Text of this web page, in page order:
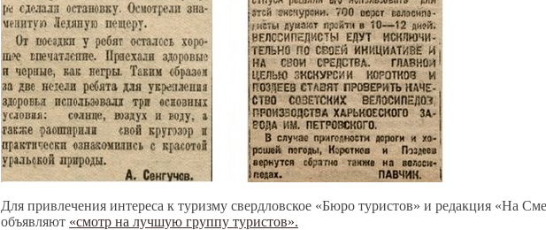
Для привлечения интереса к туризму свердловское «Бюро туристов» и редакция «На
объявляют «смотр на лучшую группу туристов».